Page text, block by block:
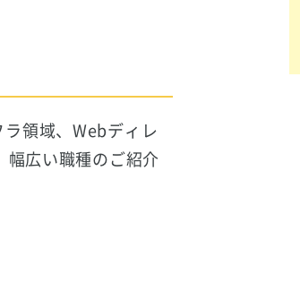
領域、Webディレ
広い職種のご紹介